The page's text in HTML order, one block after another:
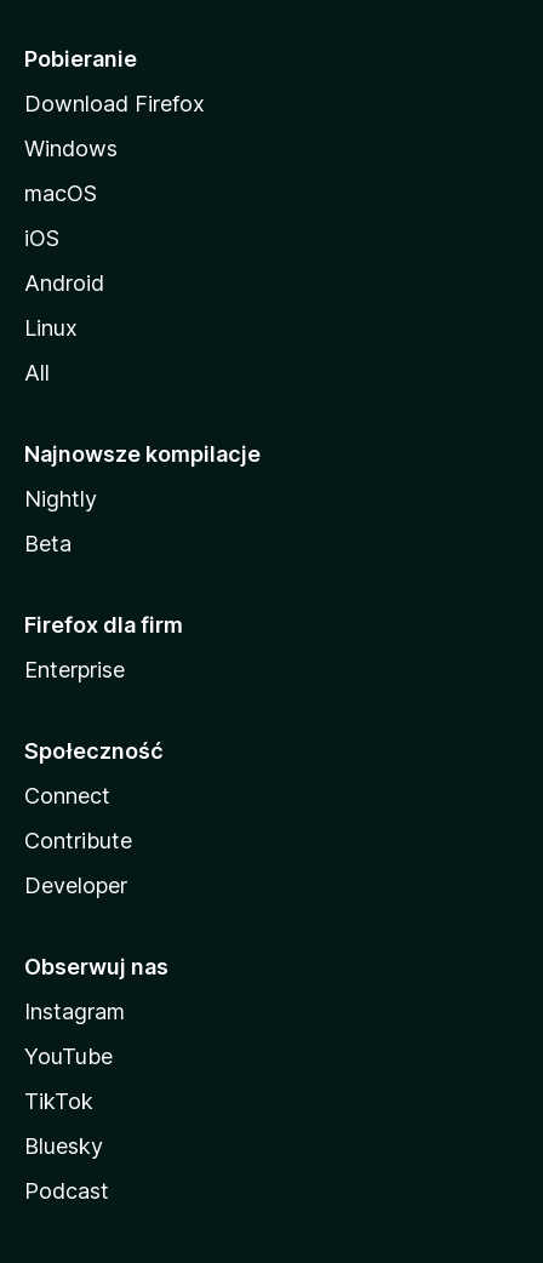
iPobieranie
Download Firefox
Windows
macOS
iOS
Android
Linux
All
Najnowsze kompilacje
Nightly
Beta
Firefox dla firm
Enterprise
Społeczność
Connect
Contribute
Developer
Obserwuj nas
Instagram
YouTube
TikTok
Bluesky
Podcast